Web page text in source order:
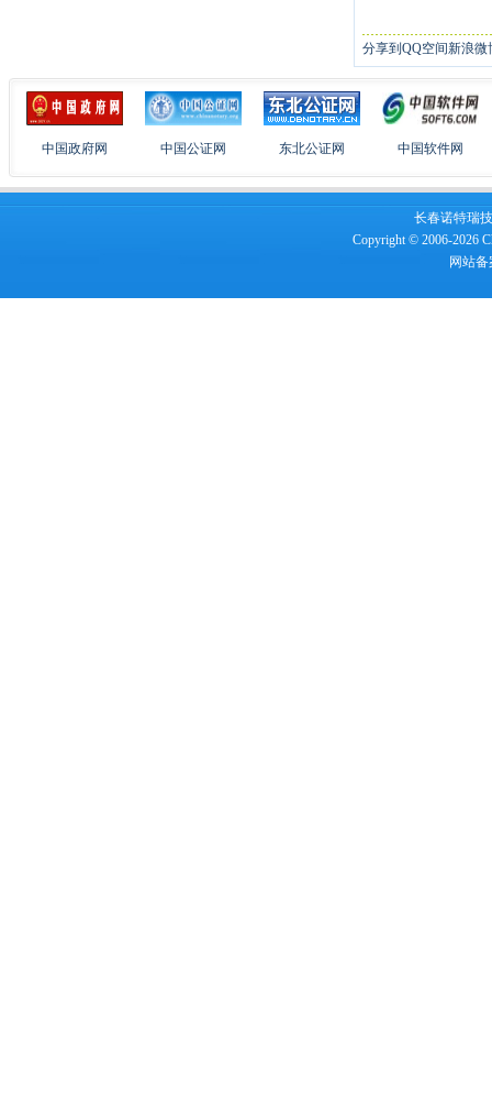
分享到 QQ空间新浪微
中国政府网 中国公证网 东北公证网 中国软件网
长春诺特瑞
Copyright © 2006-2026
网站